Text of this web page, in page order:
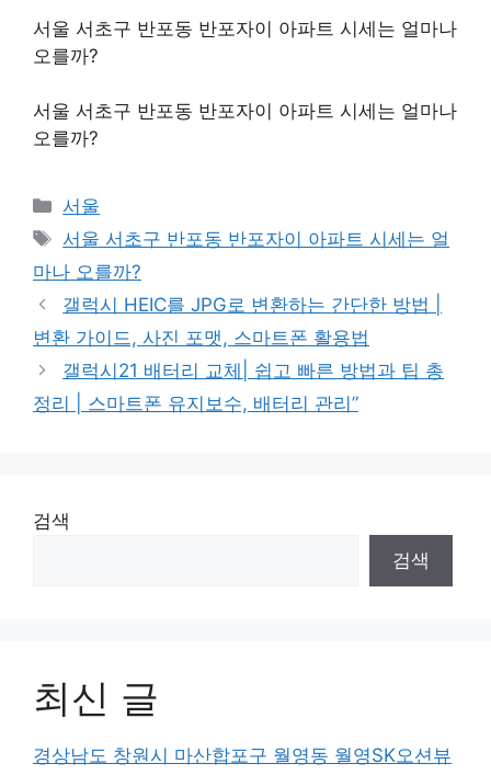
서울 서초구 반포동 반포자이 아파트 시세는 얼마나
오를까?
서울 서초구 반포동 반포자이 아파트 시세는 얼마나
오를까?
Categories
서울
Tags
서울 서초구 반포동 반포자이 아파트 시세는 얼
마나 오를까?
갤럭시 HEIC를 JPG로 변환하는 간단한 방법 |
변환 가이드, 사진 포맷, 스마트폰 활용법
갤럭시21 배터리 교체| 쉽고 빠른 방법과 팁 총
정리 | 스마트폰 유지보수, 배터리 관리”
검색
검색
최신 글
경상남도 창원시 마산합포구 월영동 월영SK오션뷰